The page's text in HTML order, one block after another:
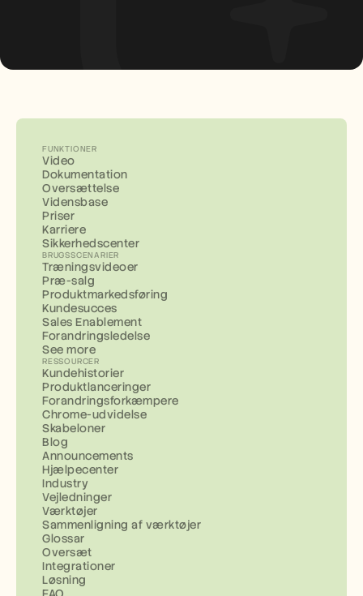
FUNKTIONER
Video
Dokumentation
Oversættelse
Vidensbase
Priser
Karriere
Sikkerhedscenter
BRUGSSCENARIER
Træningsvideoer
Præ-salg
Produktmarkedsføring
Kundesucces
Sales Enablement
Forandringsledelse
See more
RESSOURCER
Kundehistorier
Produktlanceringer
Forandringsforkæmpere
Chrome-udvidelse
Skabeloner
Blog
Announcements
Hjælpecenter
Industry
Vejledninger
Værktøjer
Sammenligning af værktøjer
Glossar
Oversæt
Integrationer
Løsning